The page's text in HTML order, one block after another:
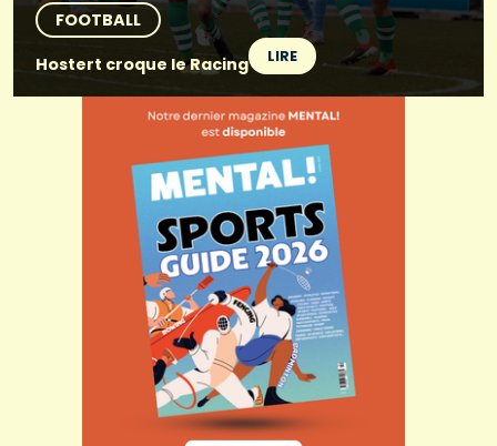
FOOTBALL
Hostert croque le Racing
LIRE